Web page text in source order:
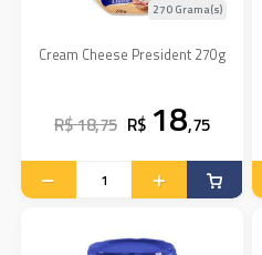
Cream Cheese President 270g
270 Grama(s)
R$ 18,75 R$ 18,75